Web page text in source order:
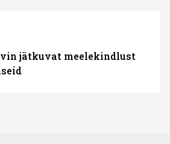
jätkuvat meelekindlust